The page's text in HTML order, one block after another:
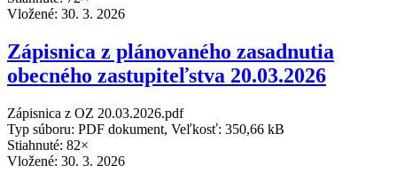
Vložené: 30. 3. 2026
Zápisnica z plánovaného zasadnutia
obecného zastupiteľstva 20.03.2026
Zápisnica z OZ 20.03.2026.pdf
Typ súboru: PDF dokument, Veľkosť: 350,66 kB
Stiahnuté: 82×
Vložené: 30. 3. 2026